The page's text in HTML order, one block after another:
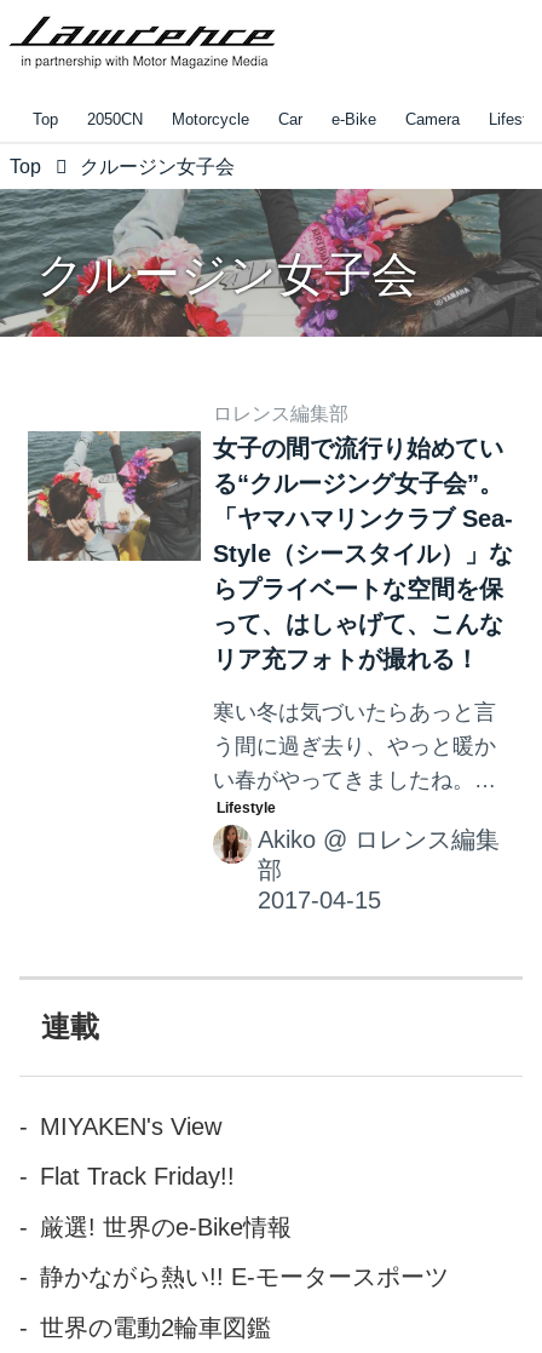
Top 2050CN Motorcycle Car e-Bike Camera
Top クルージン女子会
クルージン女子会
ロレンス編集部
女子の間で流行り始めてい
る“クルージング女子会”。
「ヤマハマリンクラブ Sea-
Style（シースタイル）」な
らプライベートな空間を保
って、はしゃげて、こんな
リア充フォトが撮れる！
寒い冬は気づいたらあっと言
う間に過ぎ去り、やっと暖か
い春がやってきましたね。春
といえば、お花見、ツーリン
グ。そしてそして、流行に敏
感であるなら、先取りアクテ
ィビティである“クルージン
い！
Akiko @ ロレンス編集
部
連載
MIYAKEN's View
Flat Track Friday!!
厳選! 世界のe-Bike情報
静かながら熱い!! E-モータースポーツ
世界の電動2輪車図鑑